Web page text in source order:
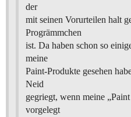
der
mit seinen Vorurteilen halt
Progrämmchen
ist. Da haben schon so
meine
Paint-Produkte gesehen
Neid
gegriegt, wenn meine
vorgelegt